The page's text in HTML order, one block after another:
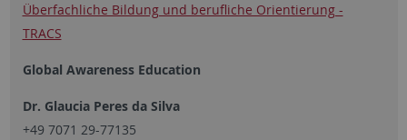
Überfachliche Bildung und berufliche Orientierung -
TRACS
Global Awareness Education
Dr. Glaucia Peres da Silva
+49 7071 29-77135